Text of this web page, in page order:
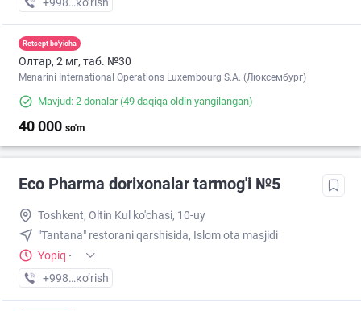
+998 (55) XXX-XX-XX
кo’rish
Retsept bo'yicha
Олтар, 2 мг, таб. №30
Menarini International Operations Luxembourg S.A. (Люксембург)
Mavjud: 2 donalar(49 daqiqa oldin yangilangan)
40 000 so'm
Eco Pharma dorixonalar tarmog'i №5
Toshkent, Oltin Kul ko'chasi, 10-uy
"Tantana" restorani qarshisida, Islom ota masjidi
Yopiq ·
+998 (55) XXX-XX-XX
кo’rish